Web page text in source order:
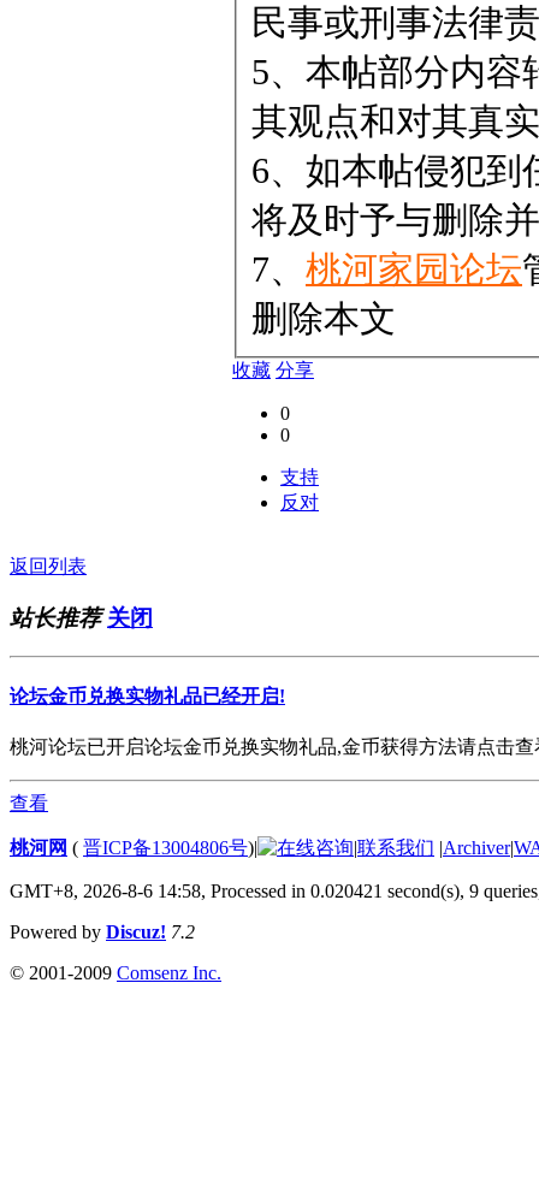
民事或刑事法律
5、本帖部分内容
其观点和对其真
6、如本帖侵犯到
将及时予与删除
7、 桃河家园论坛
删除本文
收藏 分享
0
0
支持
反对
返回列表
站长推荐 关闭
论坛金币兑换实物礼品已经开启!
桃河论坛已开启论坛金币兑换实物礼品,金币获得方法请点击
查看
桃河网 ( 晋ICP备13004806号)| |联系我们 |Archiver|
GMT+8, 2026-8-6 14:58, Processed in 0.020421 second(s), 9
Powered by Discuz! 7.2
© 2001-2009 Comsenz Inc.